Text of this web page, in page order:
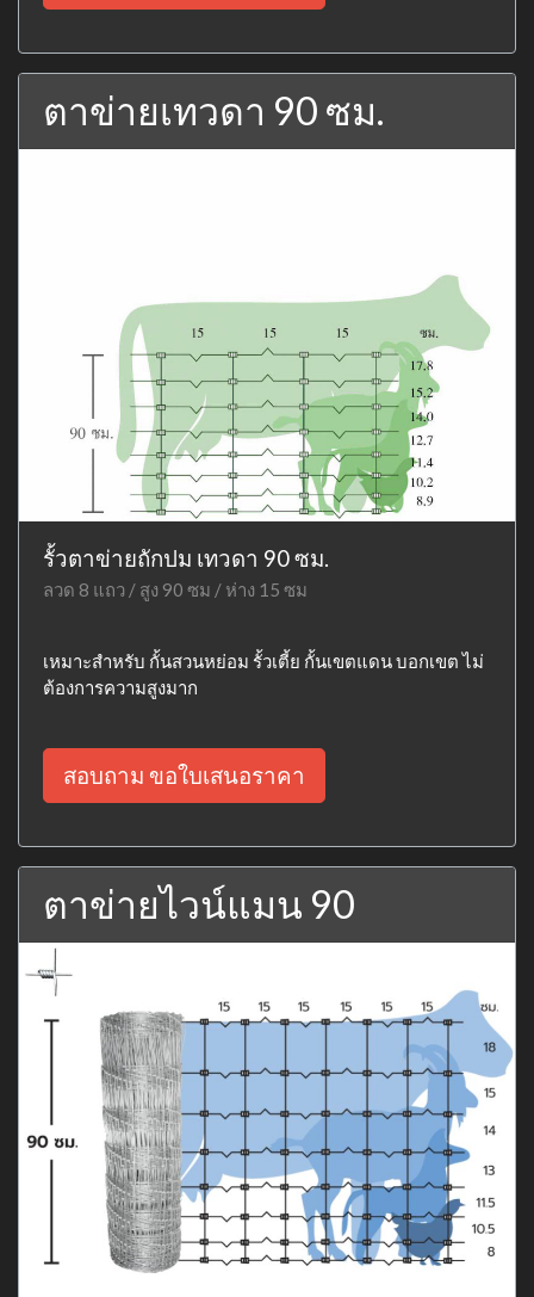
ตาข่ายเทวดา 90 ซม.
รั้วตาข่ายถักปม เทวดา 90 ซม.
ลวด 8 แถว / สูง 90 ซม / ห่าง 15 ซม
เหมาะสำหรับ กั้นสวนหย่อม รั้วเตี้ย กั้นเขตแดน บอกเขต ไม่
ต้องการความสูงมาก
สอบถาม ขอใบเสนอราคา
ตาข่ายไวน์แมน 90